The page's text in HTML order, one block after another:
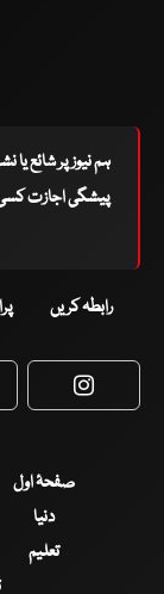
ہم نیوز پر شائع یا
پیشگی اجازت کسی
رابطہ کریں
صفحۂ اول
دنیا
تعلیم